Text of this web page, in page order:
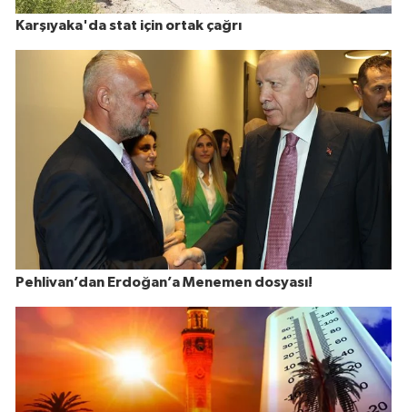
Karşıyaka'da stat için ortak çağrı
Pehlivan’dan Erdoğan’a Menemen dosyası!